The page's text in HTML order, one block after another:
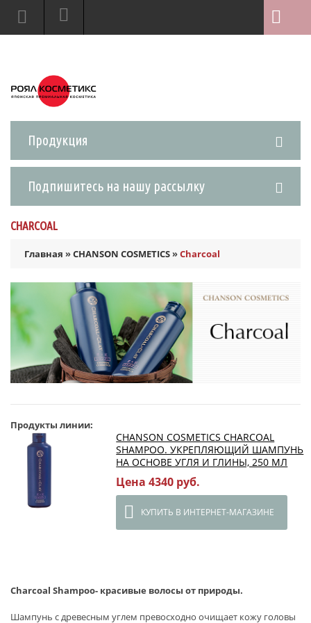
Продукция
Подпишитесь на нашу рассылку
CHARCOAL
Главная »CHANSON COSMETICS»Charcoal
Продукты линии:
CHANSON COSMETICS CHARCOAL
SHAMPOO. УКРЕПЛЯЮЩИЙ ШАМПУНЬ
НА ОСНОВЕ УГЛЯ И ГЛИНЫ, 250 МЛ
Цена 4340 руб.
КУПИТЬ В ИНТЕРНЕТ-МАГАЗИНЕ
Charcoal Shampoo- красивые волосы от природы.
Шампунь с древесным углем превосходно очищает кожу головы